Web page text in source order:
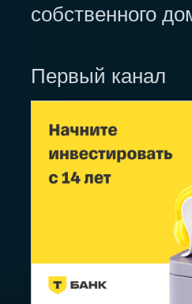
собственного
Первый канал